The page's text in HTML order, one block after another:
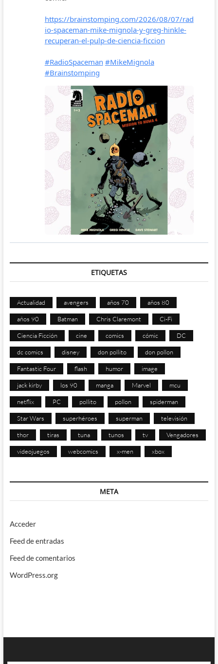
ETIQUETAS
Actualidad avengers años 70 años 80
años 90 Batman Chris Claremont Ci-Fi
Ciencia Ficción cine comics cómic DC
dc comics disney don pollito don pollon
Fantastic Four flash humor image
jack kirby los 90 manga Marvel mcu
netflix PC pollito pollon spiderman
Star Wars superhéroes superman televisión
thor tiras tuna tunos tv Vengadores
videojuegos webcomics x-men xbox
META
Acceder
Feed de entradas
Feed de comentarios
WordPress.org